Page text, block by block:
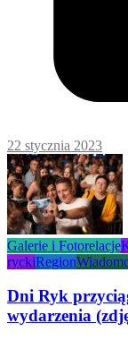
22 stycznia 2023
Galerie i Fotorelacje
ryckiRegion
Dni Ryk
wydarzenia